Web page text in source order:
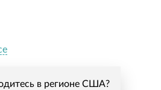
в регионе США?